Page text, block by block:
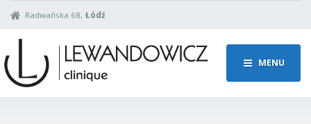
Radwańska 68, Łódź
MENU